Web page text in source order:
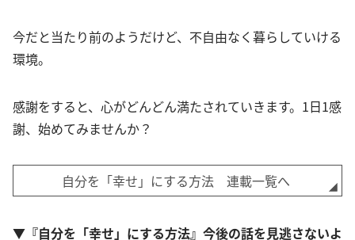
今だと当たり前のようだけど、不自由なく暮らしていける
環境。
感謝をすると、心がどんどん満たされていきます。1日1感
謝、始めてみませんか？
自分を「幸せ」にする方法 連載一覧へ
▼『自分を「幸せ」にする方法』今後の話を見逃さないよ